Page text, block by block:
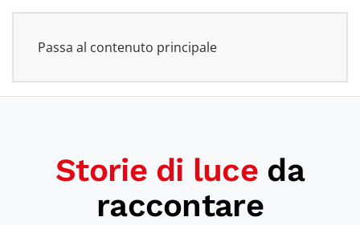
Passa al contenuto principale
Storie di luce da
raccontare